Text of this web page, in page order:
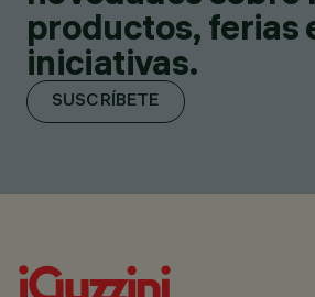
productos, ferias
iniciativas.
SUSCRÍBETE